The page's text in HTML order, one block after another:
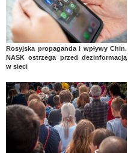
Rosyjska propaganda i wpływy Chin.
NASK ostrzega przed dezinformacją
w sieci